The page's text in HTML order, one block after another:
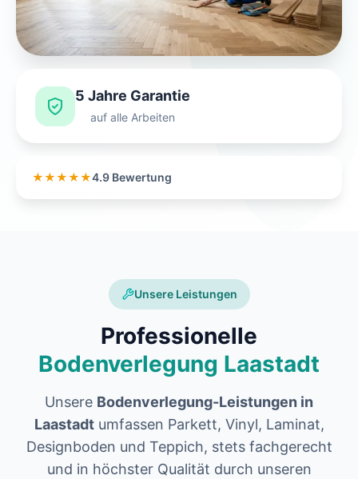
5 Jahre Garantie
auf alle Arbeiten
★★★★★4.9 Bewertung
Unsere Leistungen
Professionelle
Bodenverlegung Laastadt
Unsere Bodenverlegung-Leistungen in
Laastadtumfassen Parkett, Vinyl, Laminat,
Designboden und Teppich, stets fachgerecht
und in höchster Qualität durch unseren